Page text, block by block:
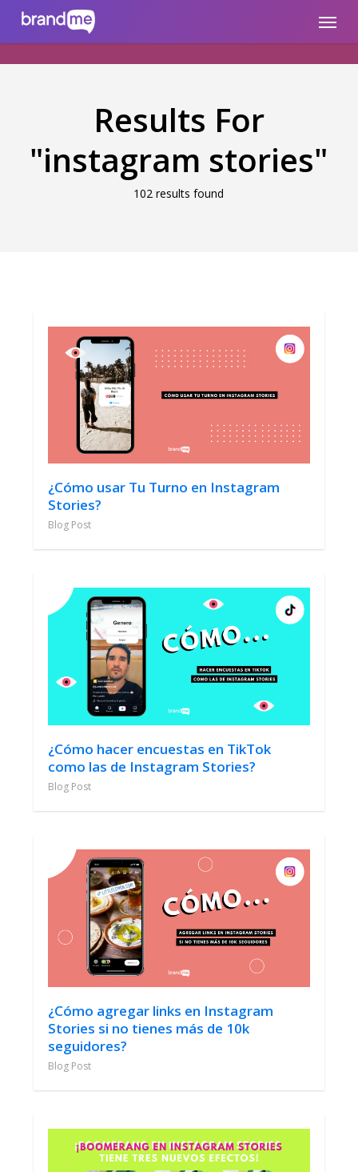
brandme.la Menu
Results For
"instagram stories"
102 results found
¿Cómo usar Tu Turno en Instagram
Stories?
Blog Post
¿Cómo hacer encuestas en TikTok
como las de Instagram Stories?
Blog Post
¿Cómo agregar links en Instagram
Stories si no tienes más de 10k
seguidores?
Blog Post